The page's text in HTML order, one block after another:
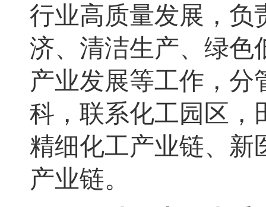
行业高质量发展 ， 负
济、清洁生产、绿色
产业发展等工作，分
科 ， 联系化工园区，
精细化工产业链、新
产业链。